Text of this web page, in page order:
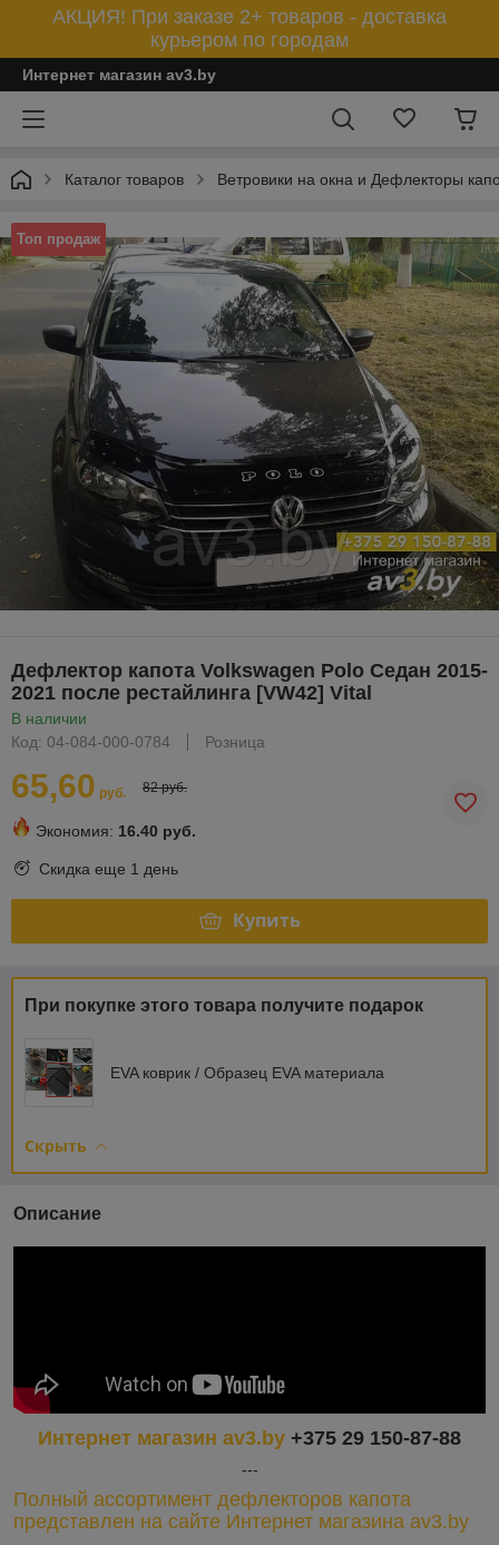
АКЦИЯ! При заказе 2+ товаров - доставка
курьером по городам
Интернет магазин av3.by
Каталог товаров Ветровики на окна и Дефлекторы
Топ продаж
Дефлектор капота Volkswagen Polo Седан 2015-
2021 после рестайлинга [VW42] Vital
В наличии
Код: 04-084-000-0784
Розница
65,60 руб. 82 руб.
Экономия: 16.40 руб.
Скидка еще 1 день
Купить
При покупке этого товара получите подарок
EVA коврик / Образец EVA материала
Скрыть
Описание
Интернет магазин av3.by +375 29 150-87-88
---
Полный ассортимент дефлекторов капота
представлен на сайте Интернет магазина av3.by